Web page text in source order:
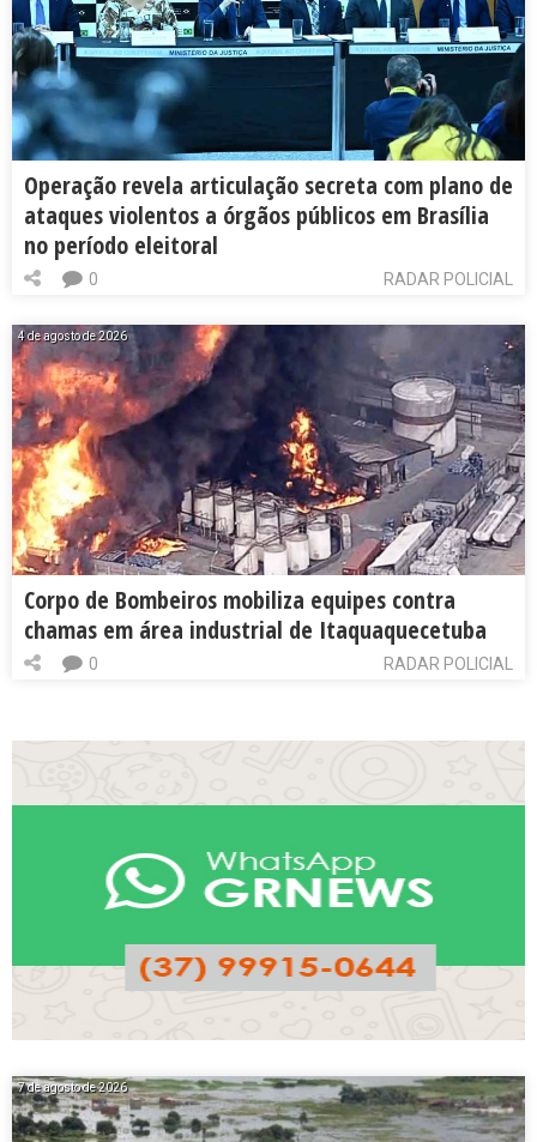
Operação revela articulação secreta com plano de
ataques violentos a órgãos públicos em Brasília
no período eleitoral
RADAR POLICIAL
0
4 de agosto de 2026
Corpo de Bombeiros mobiliza equipes contra
chamas em área industrial de Itaquaquecetuba
RADAR POLICIAL
0
7 de agosto de 2026